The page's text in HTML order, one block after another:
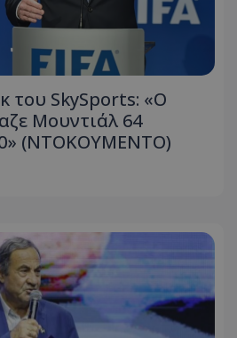
SkySports: «O
Μουντιάλ 64
(ΝΤΟΚΟΥΜΕΝΤΟ)